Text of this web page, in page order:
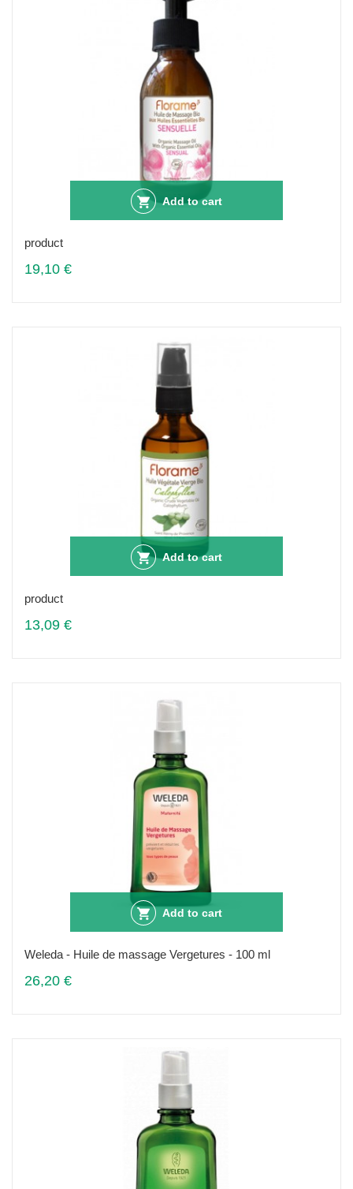
Add to cart
product
19,10 €
Add to cart
product
13,09 €
Add to cart
Weleda - Huile de massage Vergetures - 100 ml
26,20 €